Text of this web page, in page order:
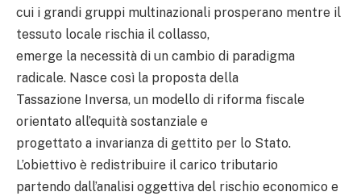
cui i grandi gruppi multinazionali prosperano mentre il
tessuto locale rischia il collasso,
emerge la necessità di un cambio di paradigma
radicale. Nasce così la proposta della
Tassazione Inversa, un modello di riforma fiscale
orientato all’equità sostanziale e
progettato a invarianza di gettito per lo Stato.
L’obiettivo è redistribuire il carico tributario
partendo dall’analisi oggettiva del rischio economico e